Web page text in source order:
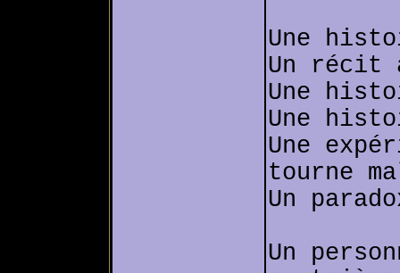
Une
Un récit
Une
Une
Une
tourne
Un
Un